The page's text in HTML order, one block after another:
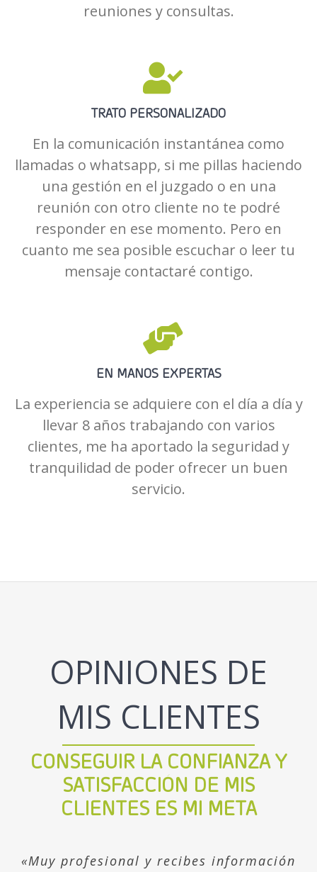
reuniones y consultas.
TRATO PERSONALIZADO
En la comunicación instantánea como
llamadas o whatsapp, si me pillas haciendo
una gestión en el juzgado o en una
reunión con otro cliente no te podré
responder en ese momento. Pero en
cuanto me sea posible escuchar o leer tu
mensaje contactaré contigo.
EN MANOS EXPERTAS
La experiencia se adquiere con el día a día y
llevar 8 años trabajando con varios
clientes, me ha aportado la seguridad y
tranquilidad de poder ofrecer un buen
servicio.
OPINIONES DE
MIS CLIENTES
CONSEGUIR LA CONFIANZA Y
SATISFACCIÓN DE MIS
CLIENTES ES MI META
«Muy profesional y recibes información